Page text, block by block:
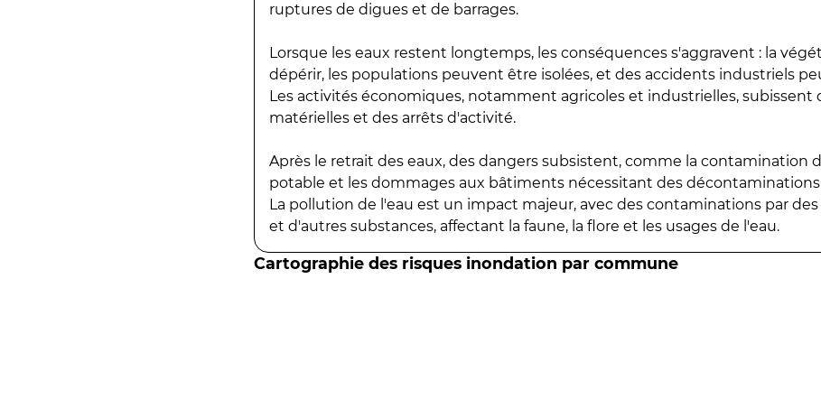
ruptures de digues et de barrages.
Lorsque les eaux restent longtemps, les conséquences s'aggravent : la
dépérir, les populations peuvent être isolées, et des accidents industriels
Les activités économiques, notamment agricoles et industrielles, subissent
matérielles et des arrêts d'activité.
Après le retrait des eaux, des dangers subsistent, comme la contamination
potable et les dommages aux bâtiments nécessitant des
La pollution de l'eau est un impact majeur, avec des contaminations par
et d'autres substances, affectant la faune, la flore et les usages de l'eau.
Cartographie des risques inondation par commune